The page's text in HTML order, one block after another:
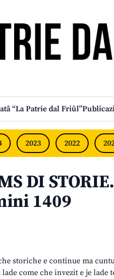
“La Patrie dal Friûl”
2023 2022
DI
1409
storiche e continue ma
lade come che invezit e je